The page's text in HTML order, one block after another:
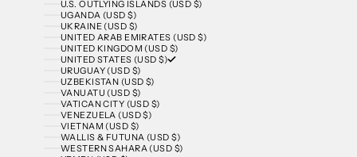
U.S. OUTLYING ISLANDS (USD $)
UGANDA (USD $)
UKRAINE (USD $)
UNITED ARAB EMIRATES (USD $)
UNITED KINGDOM (USD $)
UNITED STATES (USD $)
URUGUAY (USD $)
UZBEKISTAN (USD $)
VANUATU (USD $)
VATICAN CITY (USD $)
VENEZUELA (USD $)
VIETNAM (USD $)
WALLIS & FUTUNA (USD $)
WESTERN SAHARA (USD $)